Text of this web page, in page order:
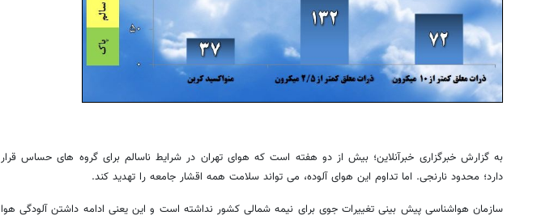
به گزارش خبرگزاری خبرآنلاین؛ بیش از دو هفته است که هوای تهران در شرایط ناسالم برای گروه های حساس قرار
دارد؛ محدود نارنجی. اما تداوم این هوای آلوده، می تواند سلامت همه اقشار جامعه را تهدید کند.
سازمان هواشناسی پیش بینی تغییرات جوی برای نیمه شمالی کشور نداشته است و این یعنی ادامه داشتن آلودگی هوا